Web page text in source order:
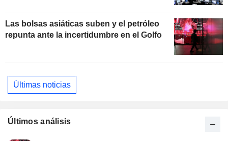
Las bolsas asiáticas suben y el petróleo
repunta ante la incertidumbre en el Golfo
Últimas noticias
Últimos análisis